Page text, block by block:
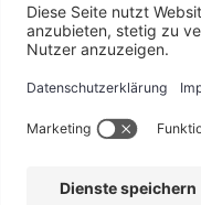
Die mit